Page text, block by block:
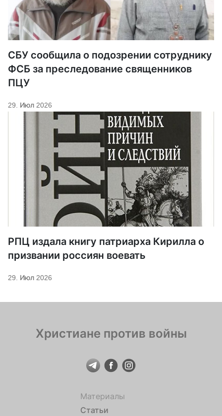
СБУ сообщила о подозрении сотруднику
ФСБ за преследование священников
ПЦУ
29. Июл 2026
РПЦ издала книгу патриарха Кирилла о
призвании россиян воевать
29. Июл 2026
Христиане против войны
Материалы
Статьи